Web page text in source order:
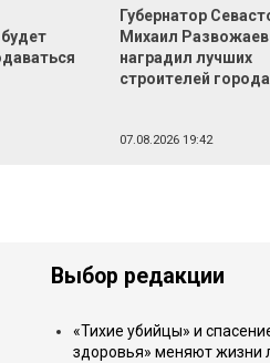
Губернатор
Михаил Развожаев
наградил лучших
строителей города
07.08.2026 19:42
Выбор редакции
«Тихие убийцы» и
здоровья» меняют жизни